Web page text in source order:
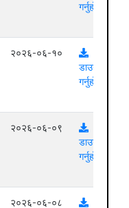
गर्नुहोस्
२०२६-०६-१०
डाउनलोड
गर्नुहोस्
२०२६-०६-०९
डाउनलोड
गर्नुहोस्
२०२६-०६-०८